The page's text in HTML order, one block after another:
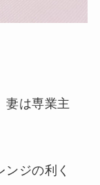
妻は専業主
ジの利く